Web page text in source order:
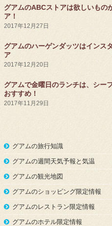
グアムのABCストアは欲しいもの
ア！
2017年12月27日
グアムのハーゲンダッツはインス
ア
2017年12月20日
グアムで金曜日のランチは、シー
おすすめ！
2017年11月29日
グアムの旅行知識
グアムの週間天気予報と気温
グアムの観光地図
グアムのショッピング限定情報
グアムのレストラン限定情報
グアムのホテル限定情報